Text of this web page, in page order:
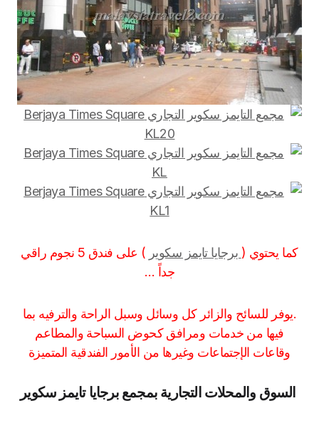
كما يحتوي ( برجايا تايمز سكوير
) على فندق 5 نجوم راقي
جداً …
.يوفر للسائح والزائر كل وسائل وسبل الراحة والترفيه بما
فيها من خدمات ومرافق كحوض السباحة والمطاعم
وقاعات الإجتماعات وغيرها من الأمور الفندقية المتميزة
السوق والمحلات التجارية بمجمع برجايا تايمز سكوير